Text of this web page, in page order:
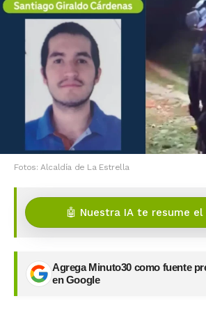
Fotos: Alcaldía de La Estrella
🤖 Nuestra IA te resume
Agrega Minuto30 como fuente
en Google